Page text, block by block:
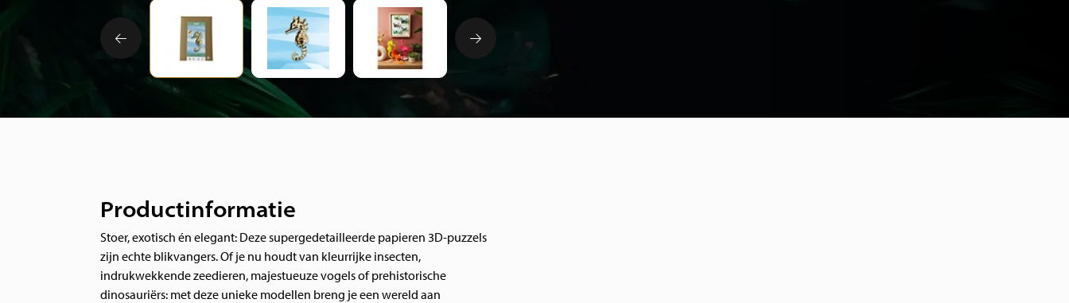
Productinformatie
Stoer, exotisch én elegant: Deze supergedetailleerde papieren 3D-puzzels
zijn echte blikvangers. Of je nu houdt van kleurrijke insecten,
indrukwekkende zeedieren, majestueuze vogels of prehistorische
dinosauriërs: met deze unieke modellen breng je een wereld aan